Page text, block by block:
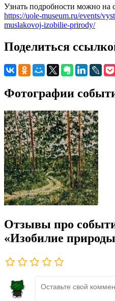
Узнать подробности можно на
https://uole-museum.ru/events/
muslakovoj-izobilie-prirody/
Поделиться
Фотографии
Отзывы про
«Изобилие